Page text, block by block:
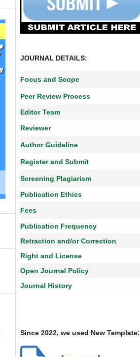
JOURNAL DETAILS:
Focus and Scope
Peer Review Process
Editor Team
Reviewer
Author Guideline
Register and Submit
Screening Plagiarism
Publication Ethics
Fees
Publication Frequency
Retraction and/or Correction
Right and License
Open Journal Policy
Journal History
Since 2022, we used New Template: